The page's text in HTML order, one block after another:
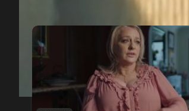
00:12/01:27:59